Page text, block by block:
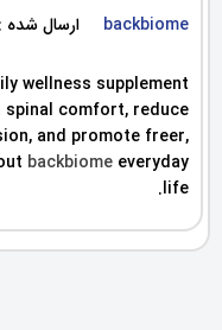
backbiome ارسال شده : 67 روز پیش
wellness supplement
comfort, reduce
and promote freer,
backbiome everyday
life.